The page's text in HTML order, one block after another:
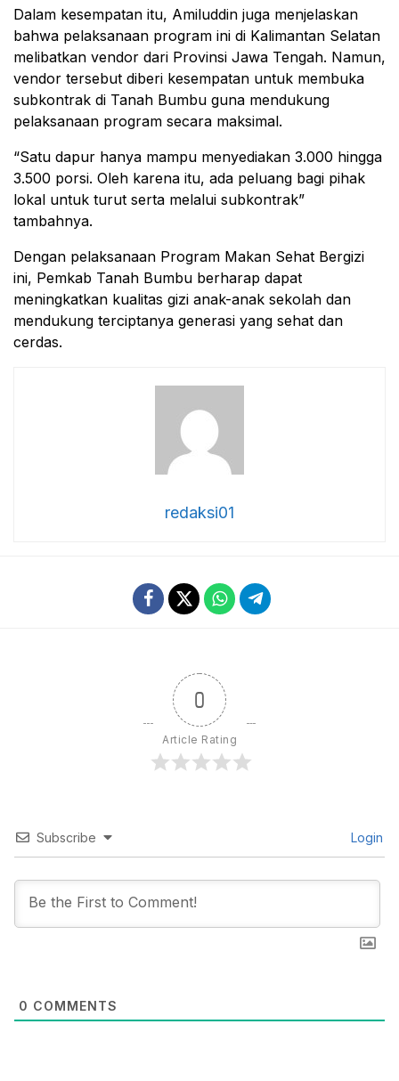
Dalam kesempatan itu, Amiluddin juga menjelaskan
bahwa pelaksanaan program ini di Kalimantan Selatan
melibatkan vendor dari Provinsi Jawa Tengah. Namun,
vendor tersebut diberi kesempatan untuk membuka
subkontrak di Tanah Bumbu guna mendukung
pelaksanaan program secara maksimal.
“Satu dapur hanya mampu menyediakan 3.000 hingga
3.500 porsi. Oleh karena itu, ada peluang bagi pihak
lokal untuk turut serta melalui subkontrak”
tambahnya.
Dengan pelaksanaan Program Makan Sehat Bergizi
ini, Pemkab Tanah Bumbu berharap dapat
meningkatkan kualitas gizi anak-anak sekolah dan
mendukung terciptanya generasi yang sehat dan
cerdas.
redaksi01
0
Article Rating
Subscribe Login
0 COMMENTS